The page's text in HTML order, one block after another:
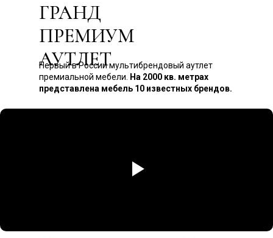
ГРАНД
ПРЕМИУМ
АУТЛЕТ
Первый в России мультибрендовый аутлет
премиальной мебели. На 2000 кв. метрах
представлена мебель 10 известных брендов.